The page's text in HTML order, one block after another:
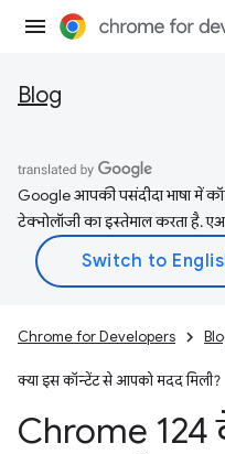
Blog
Google आपकी पसंदीदा भाषा में
टेक्नोलॉजी का इस्तेमाल करता है.
Chrome for Developers
क्या इस कॉन्टेंट से आपको मदद मिली?
Chrome